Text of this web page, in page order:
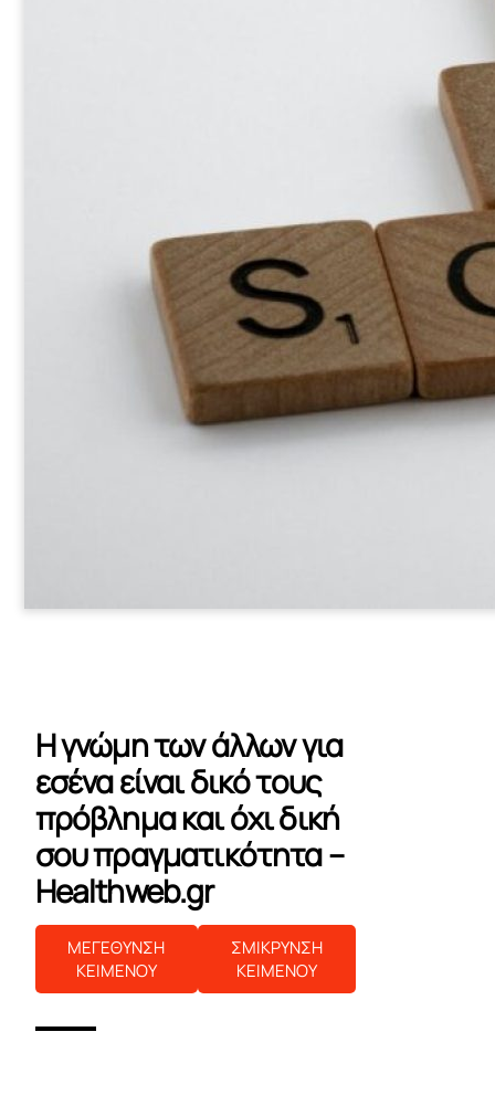
Η γνώμη των άλλων για
εσένα είναι δικό τους
πρόβλημα και όχι δική
σου πραγματικότητα –
Healthweb.gr
ΜΕΓΕΘΥΝΣΗ
ΚΕΙΜΕΝΟΥ
ΣΜΙΚΡΥΝΣΗ
ΚΕΙΜΕΝΟΥ